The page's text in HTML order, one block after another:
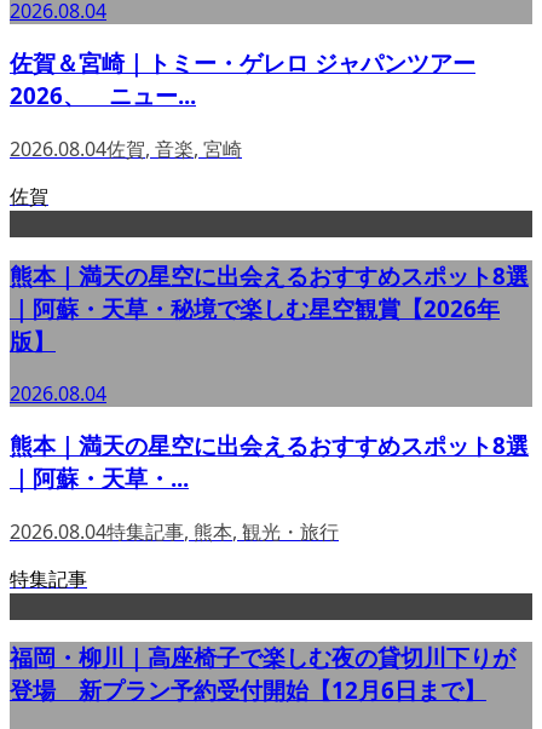
2026.08.04
佐賀＆宮崎｜トミー・ゲレロ ジャパンツアー
2026、 ニュー...
2026.08.04佐賀, 音楽, 宮崎
佐賀
熊本｜満天の星空に出会えるおすすめスポット8選
｜阿蘇・天草・秘境で楽しむ星空観賞【2026年
版】
2026.08.04
熊本｜満天の星空に出会えるおすすめスポット8選
｜阿蘇・天草・...
2026.08.04特集記事, 熊本, 観光・旅行
特集記事
福岡・柳川｜高座椅子で楽しむ夜の貸切川下りが
登場 新プラン予約受付開始【12月6日まで】